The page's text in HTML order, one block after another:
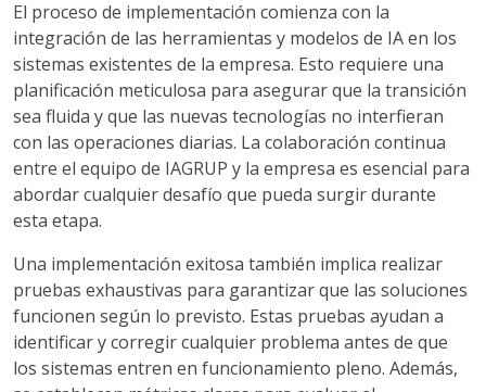
El proceso de implementación comienza con la
integración de las herramientas y modelos de IA en los
sistemas existentes de la empresa. Esto requiere una
planificación meticulosa para asegurar que la transición
sea fluida y que las nuevas tecnologías no interfieran
con las operaciones diarias. La colaboración continua
entre el equipo de IAGRUP y la empresa es esencial para
abordar cualquier desafío que pueda surgir durante
esta etapa.
Una implementación exitosa también implica realizar
pruebas exhaustivas para garantizar que las soluciones
funcionen según lo previsto. Estas pruebas ayudan a
identificar y corregir cualquier problema antes de que
los sistemas entren en funcionamiento pleno. Además,